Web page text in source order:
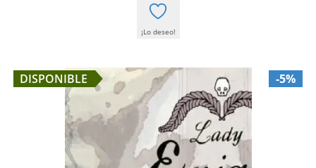
¡Lo deseo!
DISPONIBLE -5%